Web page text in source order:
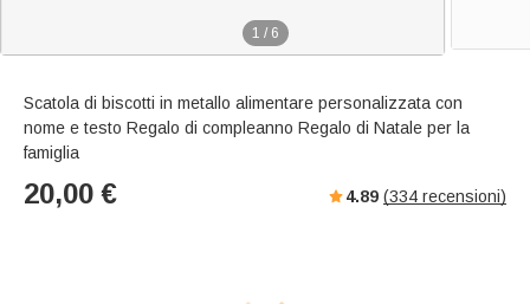
1 / 6
Scatola di biscotti in metallo alimentare personalizzata con
nome e testo Regalo di compleanno Regalo di Natale per la
famiglia
20,00 € 4.89 (334 recensioni)